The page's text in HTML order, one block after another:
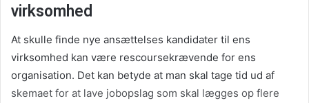
virksomhed
At skulle finde nye ansættelses kandidater til ens
virksomhed kan være rescoursekrævende for ens
organisation. Det kan betyde at man skal tage tid ud af
skemaet for at lave jobopslag som skal lægges op flere